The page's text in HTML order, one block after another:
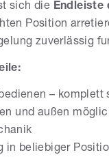
sich die Endleiste
Position
zuverlässig
– komplett
und außen
in beliebiger